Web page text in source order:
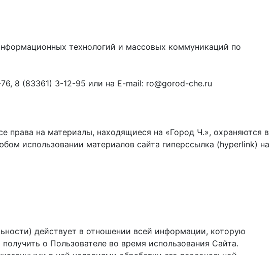
технологий и массовых коммуникаций по
8 (83361) 3-12-95 или на E-mail: ro@gorod-che.ru
права на материалы, находящиеся на «Город Ч.», охраняются в
использовании материалов сайта гиперссылка (hyperlink) на
действует в отношении всей информации, которую
о Пользователе во время использования Cайта.